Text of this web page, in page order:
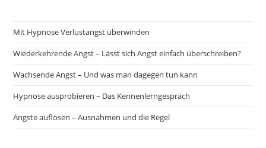
Mit Hypnose Verlustangst überwinden
Wiederkehrende Angst – Lässt sich Angst einfach überschreiben?
Wachsende Angst – Und was man dagegen tun kann
Hypnose ausprobieren – Das Kennenlerngespräch
Ängste auflösen – Ausnahmen und die Regel